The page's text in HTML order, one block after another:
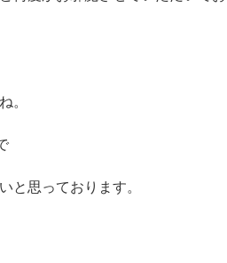
。
と思っております。